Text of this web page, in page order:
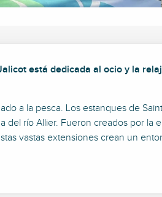
está dedicada al ocio y la
a la pesca. Los estanques de
del río Allier. Fueron creados por la
vastas extensiones crean un